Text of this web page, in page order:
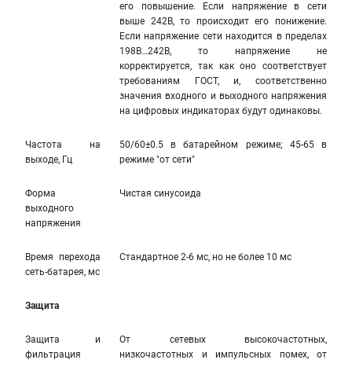
его повышение. Если напряжение в сети
выше 242В, то происходит его понижение.
Если напряжение сети находится в пределах
198В…242В, то напряжение не
корректируется, так как оно соответствует
требованиям ГОСТ, и, соответственно
значения входного и выходного напряжения
на цифровых индикаторах будут одинаковы.
Частота на
выходе, Гц
50/60±0.5 в батарейном режиме; 45-65 в
режиме "от сети"
Форма
выходного
напряжения
Чистая синусоида
Время перехода
сеть-батарея, мс
Стандартное 2-6 мс, но не более 10 мс
Защита
Защита и
фильтрация
От сетевых высокочастотных,
низкочастотных и импульсных помех, от